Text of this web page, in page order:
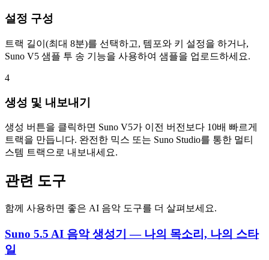
설정 구성
트랙 길이(최대 8분)를 선택하고, 템포와 키 설정을 하거나,
Suno V5 샘플 투 송 기능을 사용하여 샘플을 업로드하세요.
4
생성 및 내보내기
생성 버튼을 클릭하면 Suno V5가 이전 버전보다 10배 빠르게
트랙을 만듭니다. 완전한 믹스 또는 Suno Studio를 통한 멀티
스템 트랙으로 내보내세요.
관련 도구
함께 사용하면 좋은 AI 음악 도구를 더 살펴보세요.
Suno 5.5 AI 음악 생성기 — 나의 목소리, 나의 스타
일